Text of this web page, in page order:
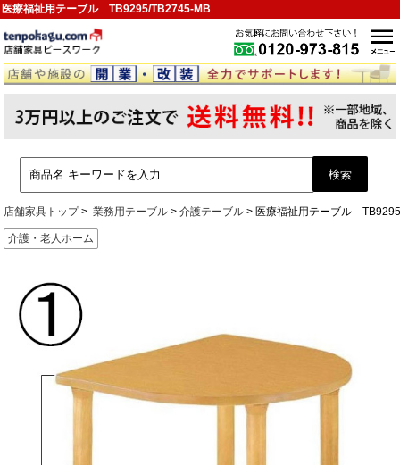
医療福祉用テーブル TB9295/TB2745-MB
店舗家具トップ 業務用テーブル 介護テーブル 医療福祉用テーブル
介護・老人ホーム